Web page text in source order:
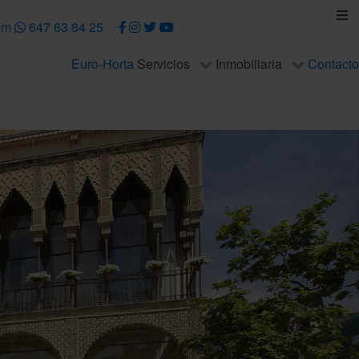
647 63 84 25
Euro-Horta Servicios Inmobiliaria Contacto